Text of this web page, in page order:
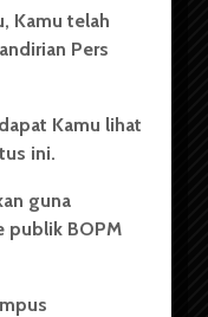
Kamu telah
Pers
Kamu lihat
ini.
guna
publik BOPM